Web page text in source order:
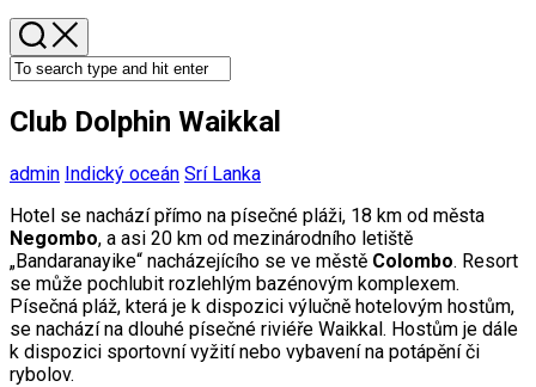
Club Dolphin Waikkal
admin Indický oceán Srí Lanka
Hotel se nachází přímo na písečné pláži, 18 km od města
Negombo, a asi 20 km od mezinárodního letiště
„Bandaranayike“ nacházejícího se ve městě Colombo. Resort
se může pochlubit rozlehlým bazénovým komplexem.
Písečná pláž, která je k dispozici výlučně hotelovým hostům,
se nachází na dlouhé písečné riviéře Waikkal. Hostům je dále
k dispozici sportovní vyžití nebo vybavení na potápění či
rybolov.